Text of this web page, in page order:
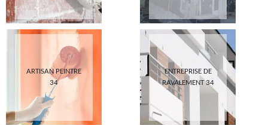
ARTISAN PEINTRE
34
ENTREPRISE DE
RAVALEMENT 34